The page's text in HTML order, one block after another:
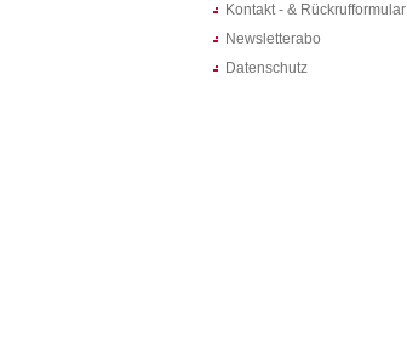
Kontakt - & Rückrufformular
Newsletterabo
Datenschutz